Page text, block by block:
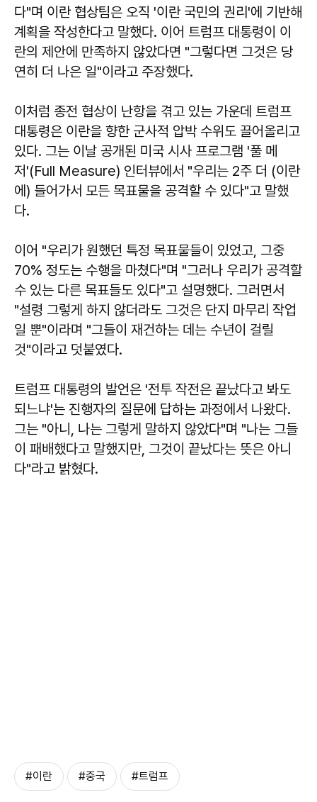
다"며 이란 협상팀은 오직 '이란 국민의 권리'에 기반해
계획을 작성한다고 말했다. 이어 트럼프 대통령이 이
란의 제안에 만족하지 않았다면 "그렇다면 그것은 당
연히 더 나은 일"이라고 주장했다.
이처럼 종전 협상이 난항을 겪고 있는 가운데 트럼프
대통령은 이란을 향한 군사적 압박 수위도 끌어올리고
있다. 그는 이날 공개된 미국 시사 프로그램 '풀 메
저'(Full Measure) 인터뷰에서 "우리는 2주 더 (이란
에) 들어가서 모든 목표물을 공격할 수 있다"고 말했
다.
이어 "우리가 원했던 특정 목표물들이 있었고, 그중
70% 정도는 수행을 마쳤다"며 "그러나 우리가 공격할
수 있는 다른 목표들도 있다"고 설명했다. 그러면서
"설령 그렇게 하지 않더라도 그것은 단지 마무리 작업
일 뿐"이라며 "그들이 재건하는 데는 수년이 걸릴
것"이라고 덧붙였다.
트럼프 대통령의 발언은 '전투 작전은 끝났다고 봐도
되느냐'는 진행자의 질문에 답하는 과정에서 나왔다.
그는 "아니, 나는 그렇게 말하지 않았다"며 "나는 그들
이 패배했다고 말했지만, 그것이 끝났다는 뜻은 아니
다"라고 밝혔다.
#이란 #중국 #트럼프